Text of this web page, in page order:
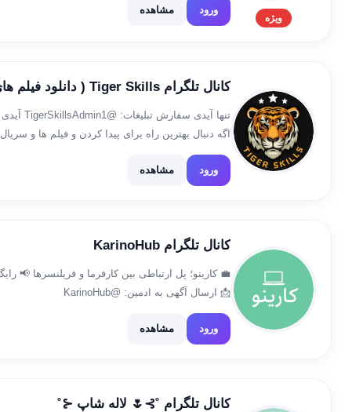
ویژه
ورود
مشاهده
کانال تلگرام Tiger Skills ( دانلود فیلم های برتر)
اگه دنبال بهترین راه برای پیدا کردن و فیلم ها و
صورت کاملا رایگان هستی جای درستی اومدی
ورود
مشاهده
کانال تلگرام KarinoHub
💼 کارینو؛ پل ارتباطی بین کارفرما و فریلنسرها 📢
📩 ارسال آگهی به ادمین: @KarinoHub
ورود مشاهده
کانال تلگرام ˚⊱🌷 لاله شاپ ⊰˚